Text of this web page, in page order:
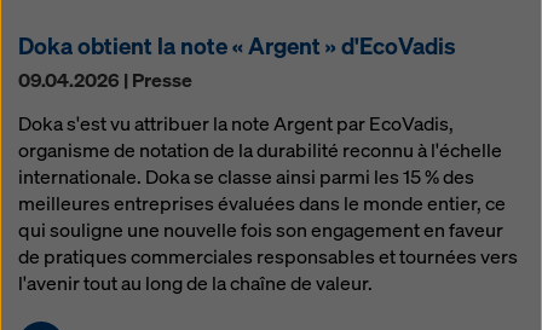
Doka obtient la note « Argent » d'EcoVadis
09.04.2026 | Presse
Doka s'est vu attribuer la note Argent par EcoVadis,
organisme de notation de la durabilité reconnu à l'échelle
internationale. Doka se classe ainsi parmi les 15 % des
meilleures entreprises évaluées dans le monde entier, ce
qui souligne une nouvelle fois son engagement en faveur
de pratiques commerciales responsables et tournées vers
l'avenir tout au long de la chaîne de valeur.